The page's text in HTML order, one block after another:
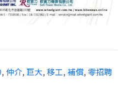
, 仲介, 巨大, 移工, 補償, 零招聘